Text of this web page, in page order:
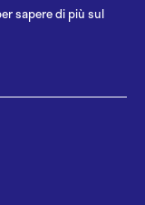
sapere di più sul